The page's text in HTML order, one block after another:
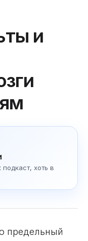
и
хоть в
предельный